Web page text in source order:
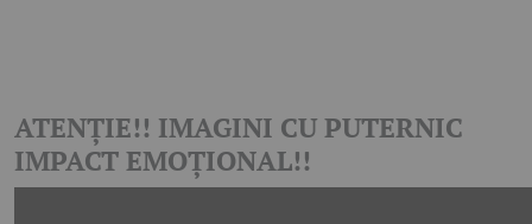
ATENȚIE!! IMAGINI CU PUTERNIC
IMPACT EMOȚIONAL!!